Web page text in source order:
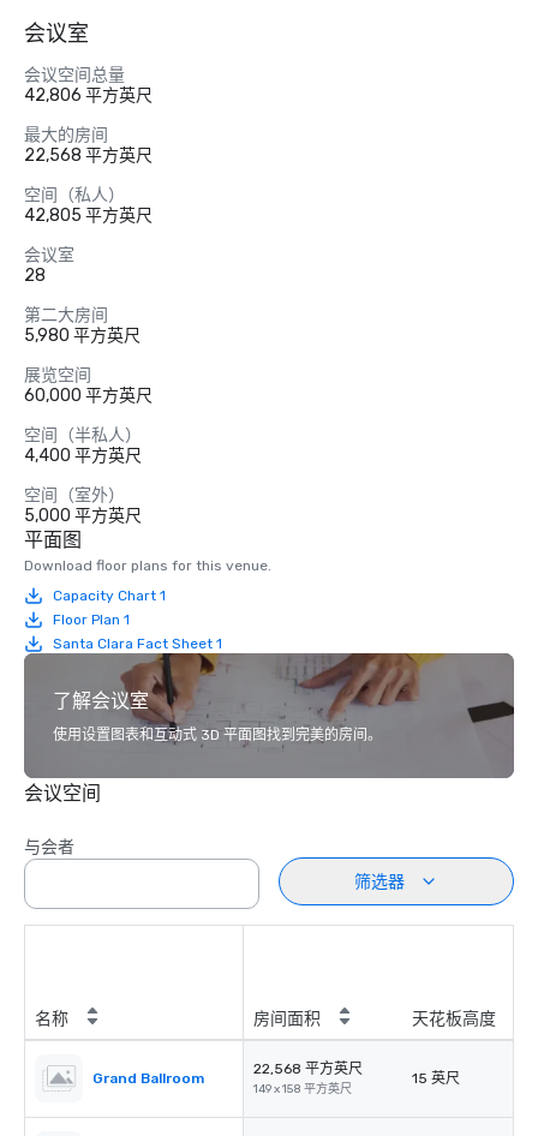
会议室
会议空间总量
42,806 平方英尺
最大的房间
22,568 平方英尺
空间（私人）
42,805 平方英尺
会议室
28
第二大房间
5,980 平方英尺
展览空间
60,000 平方英尺
空间（半私人）
4,400 平方英尺
空间（室外）
5,000 平方英尺
平面图
Download floor plans for this venue.
Capacity Chart 1
Floor Plan 1
Santa Clara Fact Sheet 1
了解会议室
使用设置图表和互动式 3D 平面图找到完美的房间。
会议空间
与会者
筛选器
名称 房间面积 天花板高度
Grand Ballroom
22,568 平方英尺
149 x 158 平方英尺
15 英尺